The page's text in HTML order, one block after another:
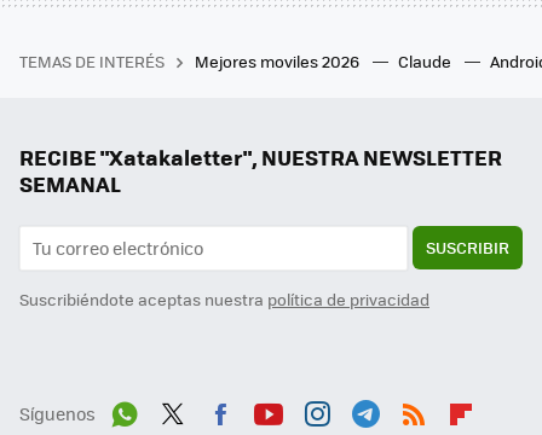
TEMAS DE INTERÉS Mejores moviles 2026 Claude
RECIBE "Xatakaletter", NUESTRA NEWSLETTER
SEMANAL
SUSCRIBIR
Suscribiéndote aceptas nuestra política de privacidad
Síguenos